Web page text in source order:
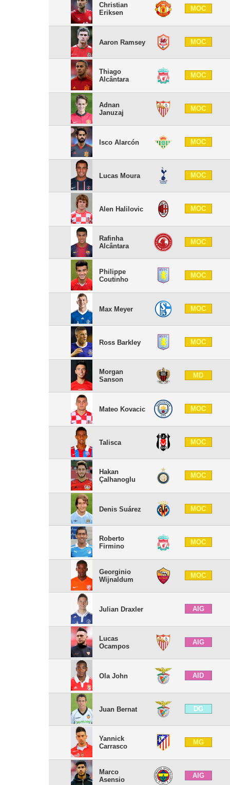
Christian
Eriksen
MOC
Aaron Ramsey MOC
Thiago
Alcântara
MOC
Adnan
Januzaj
MOC
Isco Alarcón MOC
Lucas Moura MOC
Alen Halilovic MOC
Rafinha
Alcântara
MOC
Philippe
Coutinho
MOC
Max Meyer MOC
Ross Barkley MOC
Morgan
Sanson
MD
Mateo Kovacic MOC
Talisca MOC
Hakan
Çalhanoglu
MOC
Denis Suárez MOC
Roberto
Firmino
MOC
Georginio
Wijnaldum
MOC
Julian Draxler AIG
Lucas
Ocampos
AIG
Ola John AID
Juan Bernat DG
Yannick
Carrasco
MG
Marco
Asensio
AIG